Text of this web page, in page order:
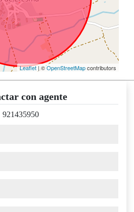
Leaflet| ©OpenStreetMapcontributors
con agente
921435950